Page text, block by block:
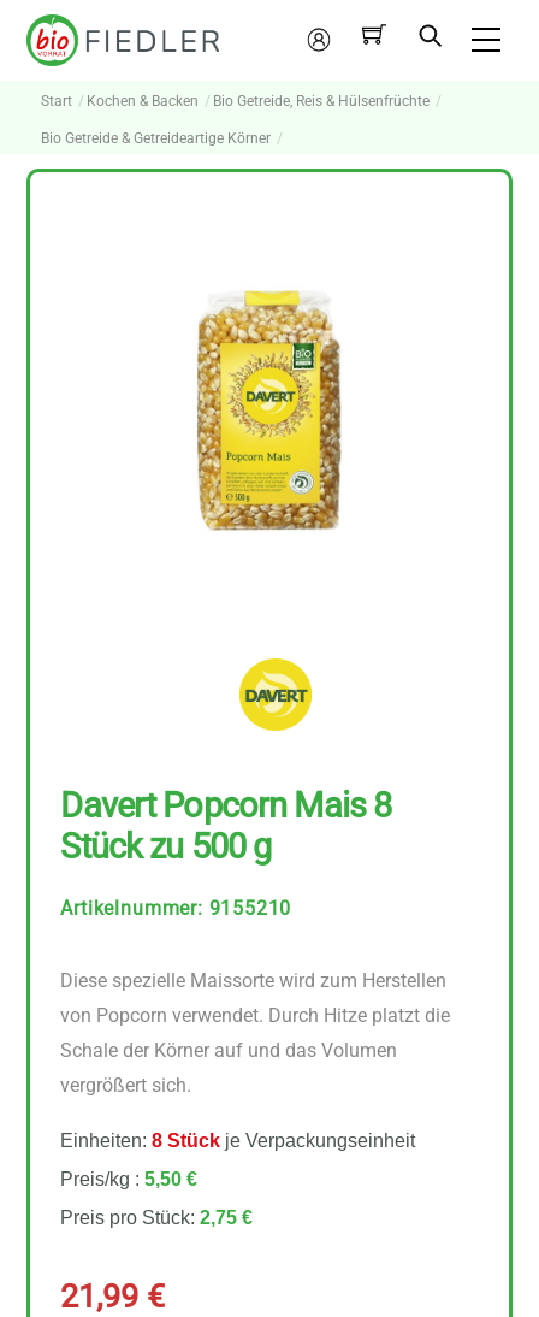
Skip
Mein
Konto
Start Kochen & Backen Bio Getreide, Reis & Hülsenfrüchte
Bio Getreide & Getreideartige Körner
Davert Popcorn Mais 8
Stück zu 500 g
Artikelnummer: 9155210
Diese spezielle Maissorte wird zum Herstellen
von Popcorn verwendet. Durch Hitze platzt die
Schale der Körner auf und das Volumen
vergrößert sich.
Einheiten:8 Stück je Verpackungseinheit
Preis/kg :5,50 €
Preis pro Stück:2,75 €
21,99 €